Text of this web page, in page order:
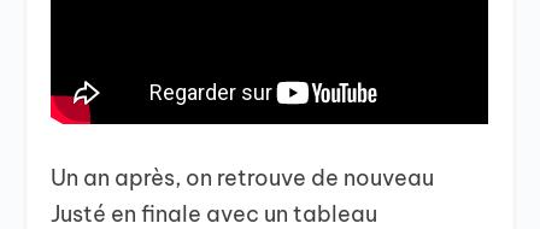
Un an après, on retrouve de nouveau
Justé en finale avec un tableau